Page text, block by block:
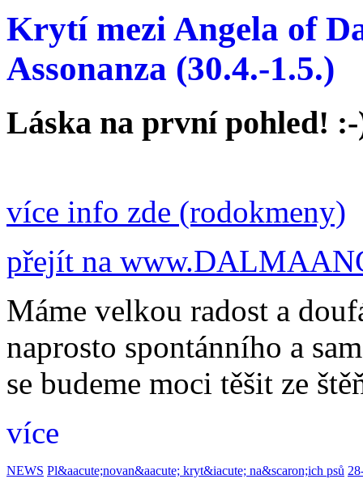
Krytí mezi Angela of
Assonanza (30.4.-1.5.)
Láska na první pohled!
více info zde (rodokmeny)
přejít na
Máme velkou radost a
naprosto spontánního a
se budeme moci těšit ze
více
NEWS Pl&aacute;novan&aacute; kryt&iacute; na&scaron;ich psů